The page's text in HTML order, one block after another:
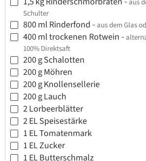
▢
aus
Schulter
▢
800ml Rinderfond - aus dem Glas
▢
400mltrockenen Rotwein -
100% Direktsaft
▢
200gSchalotten
▢
200gMöhren
▢
200gKnollensellerie
▢
200gLauch
▢
2Lorbeerblätter
▢
2ELSpeisestärke
▢
1 ELTomatenmark
▢
1 ELZucker
1 ELButterschmalz